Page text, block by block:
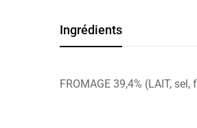
Ingrédients
FROMAGE 39,4% (LAIT,